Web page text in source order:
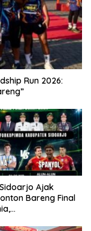
Run 2026:
Ajak
Bareng Final